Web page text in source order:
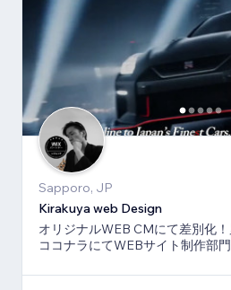
Sapporo, JP
Kirakuya web Design
オリジナルWEB CMにて差別化！
ココナラにてWEBサイト制作部